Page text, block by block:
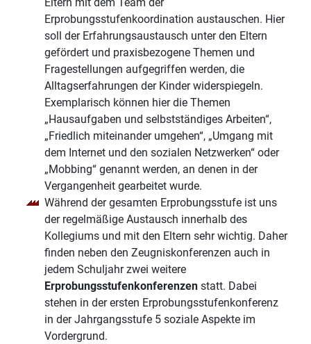
Eltern mit dem Team der
Erprobungsstufenkoordination austauschen. Hier
soll der Erfahrungsaustausch unter den Eltern
gefördert und praxisbezogene Themen und
Fragestellungen aufgegriffen werden, die
Alltagserfahrungen der Kinder widerspiegeln.
Exemplarisch können hier die Themen
„Hausaufgaben und selbstständiges Arbeiten“,
„Friedlich miteinander umgehen“, „Umgang mit
dem Internet und den sozialen Netzwerken“ oder
„Mobbing“ genannt werden, an denen in der
Vergangenheit gearbeitet wurde.
Während der gesamten Erprobungsstufe ist uns
der regelmäßige Austausch innerhalb des
Kollegiums und mit den Eltern sehr wichtig. Daher
finden neben den Zeugniskonferenzen auch in
jedem Schuljahr zwei weitere
Erprobungsstufenkonferenzen statt. Dabei
stehen in der ersten Erprobungsstufenkonferenz
in der Jahrgangsstufe 5 soziale Aspekte im
Vordergrund.